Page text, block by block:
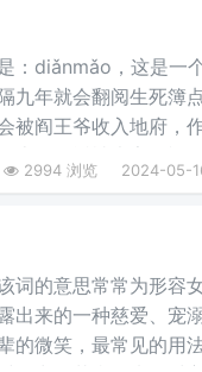
：diǎnmǎo，这是一
九年就会翻阅生死簿
被阎王爷收入地府，
2994 浏览 2024-05-
词的意思常常为形容
出来的一种慈爱、宠
的微笑，最常见的用